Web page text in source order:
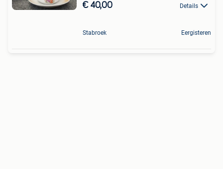
€ 40,00 Details
Stabroek Eergisteren